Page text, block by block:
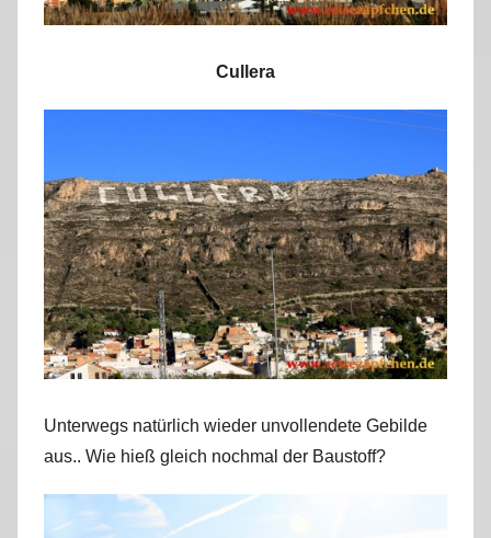
Cullera
Unterwegs natürlich wieder unvollendete Gebilde
aus.. Wie hieß gleich nochmal der Baustoff?